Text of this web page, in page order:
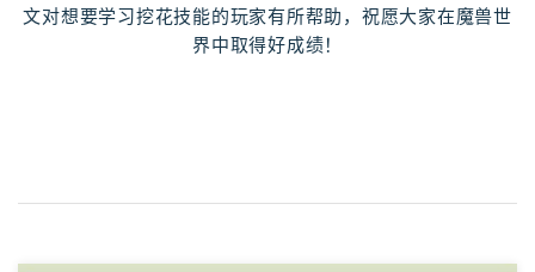
文对想要学习挖花技能的玩家有所帮助，祝愿大家在魔兽世
界中取得好成绩！